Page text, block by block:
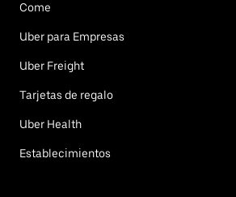
Come
Uber para Empresas
Uber Freight
Tarjetas de regalo
Uber Health
Establecimientos